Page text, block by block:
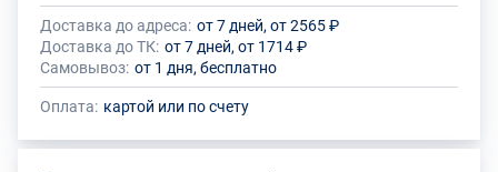
Доставка до адреса: от 7 дней, от 2565 ₽
Доставка до ТК: от 7 дней, от 1714 ₽
Самовывоз: от 1 дня, бесплатно
Оплата: картой или по счету